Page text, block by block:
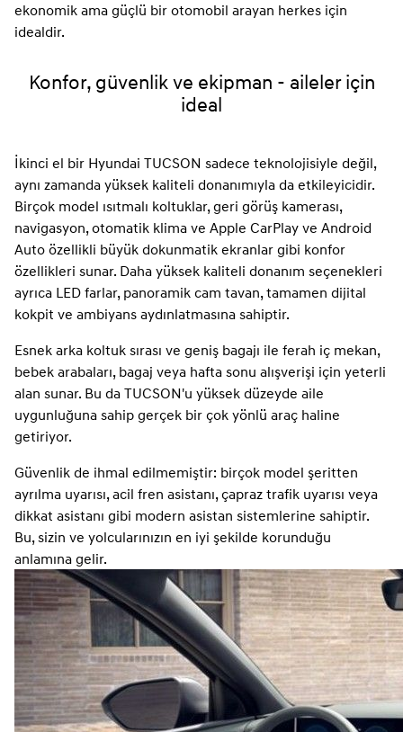
ekonomik ama güçlü bir otomobil arayan herkes için
idealdir.
Konfor, güvenlik ve ekipman - aileler için
ideal
İkinci el bir Hyundai TUCSON sadece teknolojisiyle değil,
aynı zamanda yüksek kaliteli donanımıyla da etkileyicidir.
Birçok model ısıtmalı koltuklar, geri görüş kamerası,
navigasyon, otomatik klima ve Apple CarPlay ve Android
Auto özellikli büyük dokunmatik ekranlar gibi konfor
özellikleri sunar. Daha yüksek kaliteli donanım seçenekleri
ayrıca LED farlar, panoramik cam tavan, tamamen dijital
kokpit ve ambiyans aydınlatmasına sahiptir.
Esnek arka koltuk sırası ve geniş bagajı ile ferah iç mekan,
bebek arabaları, bagaj veya hafta sonu alışverişi için yeterli
alan sunar. Bu da TUCSON'u yüksek düzeyde aile
uygunluğuna sahip gerçek bir çok yönlü araç haline
getiriyor.
Güvenlik de ihmal edilmemiştir: birçok model şeritten
ayrılma uyarısı, acil fren asistanı, çapraz trafik uyarısı veya
dikkat asistanı gibi modern asistan sistemlerine sahiptir.
Bu, sizin ve yolcularınızın en iyi şekilde korunduğu
anlamına gelir.